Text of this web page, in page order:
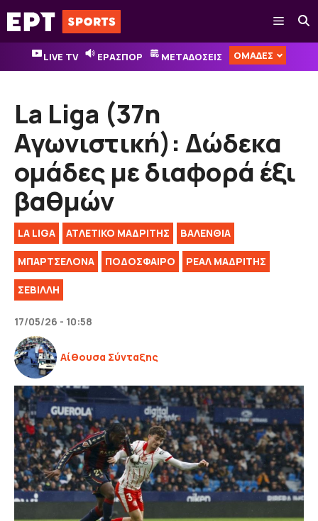
Μετάβαση
σε
περιεχόμενο
Μενού
LIVE TV ΕΡΑΣΠΟΡ ΜΕΤΑΔΟΣΕΙΣ ΟΜΑΔΕΣ
La Liga (37η
Αγωνιστική): Δώδεκα
ομάδες με διαφορά έξι
βαθμών
LA LIGA ΑΤΛΕΤΙΚΟ ΜΑΔΡΙΤΗΣ ΒΑΛΕΝΘΙΑ
ΜΠΑΡΤΣΕΛΟΝΑ ΠΟΔΟΣΦΑΙΡΟ ΡΕΑΛ ΜΑΔΡΙΤΗΣ
ΣΕΒΙΛΛΗ
17/05/26 - 10:58
Αίθουσα Σύνταξης